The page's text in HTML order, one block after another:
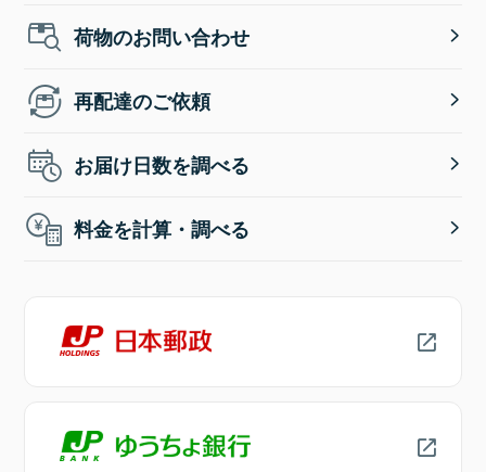
荷物のお問い合わせ
再配達のご依頼
お届け日数を調べる
料金を計算・調べる